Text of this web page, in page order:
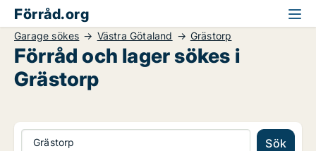
Förråd.org
Garage sökes Västra Götaland Grästorp
Förråd och lager sökes i
Grästorp
Grästorp Sök